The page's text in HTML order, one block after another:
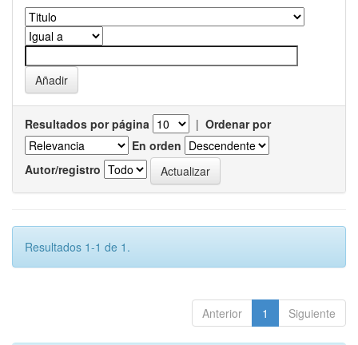
Resultados por página | Ordenar por
En orden
Autor/registro
Resultados 1-1 de 1.
Anterior 1 Siguiente